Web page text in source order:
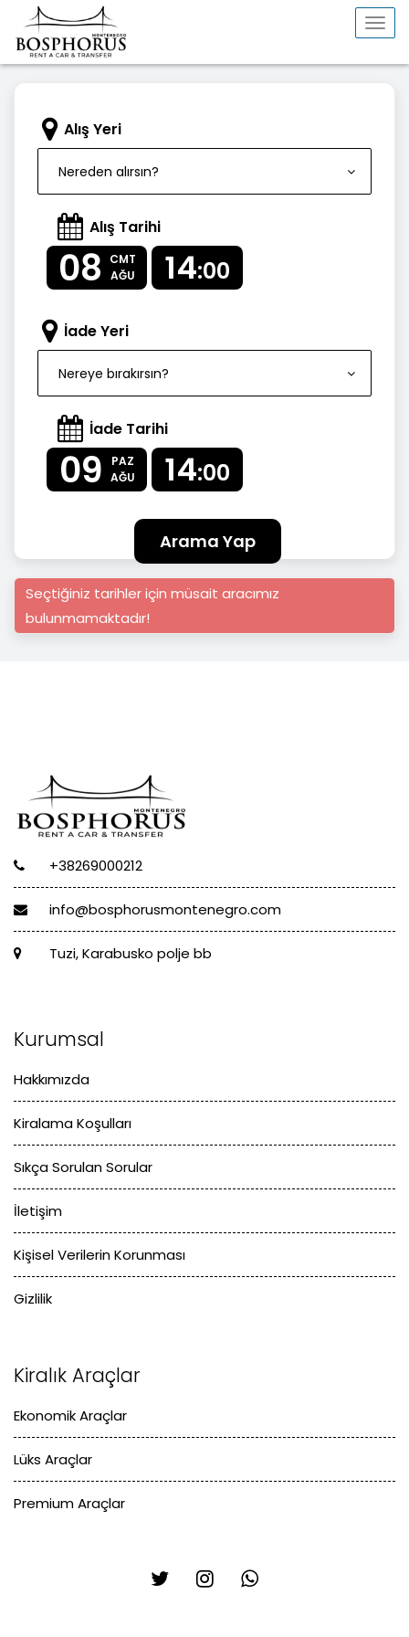
Alış Yeri
Nereden alırsın?
Alış Tarihi
08
CMT
AĞU
14:00
İade Yeri
Nereye bırakırsın?
İade Tarihi
09
PAZ
AĞU
14:00
Arama Yap
Seçtiğiniz tarihler için müsait aracımız
bulunmamaktadır!
+38269000212
info@bosphorusmontenegro.com
Tuzi, Karabusko polje bb
Kurumsal
Hakkımızda
Kiralama Koşulları
Sıkça Sorulan Sorular
İletişim
Kişisel Verilerin Korunması
Gizlilik
Kiralık Araçlar
Ekonomik Araçlar
Lüks Araçlar
Premium Araçlar